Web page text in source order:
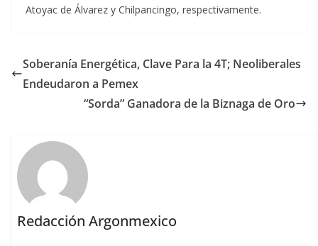
Atoyac de Álvarez y Chilpancingo, respectivamente.
Soberanía Energética, Clave Para la 4T; Neoliberales
Endeudaron a Pemex
“Sorda” Ganadora de la Biznaga de Oro
Redacción Argonmexico